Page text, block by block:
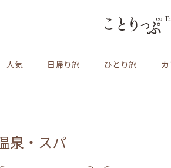
人気 日帰り旅 ひとり旅 カ
泉・スパ